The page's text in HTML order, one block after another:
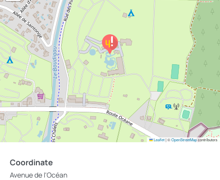
Coordinate
Avenue de l'Océan
Leaflet|©OpenStreetMapcontributors